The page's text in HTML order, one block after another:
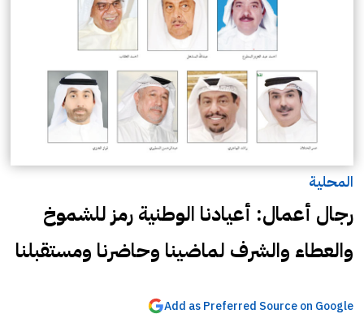
المحلية
رجال أعمال: أعيادنا الوطنية رمز للشموخ
والعطاء والشرف لماضينا وحاضرنا ومستقبلنا
Add as Preferred Source on Google